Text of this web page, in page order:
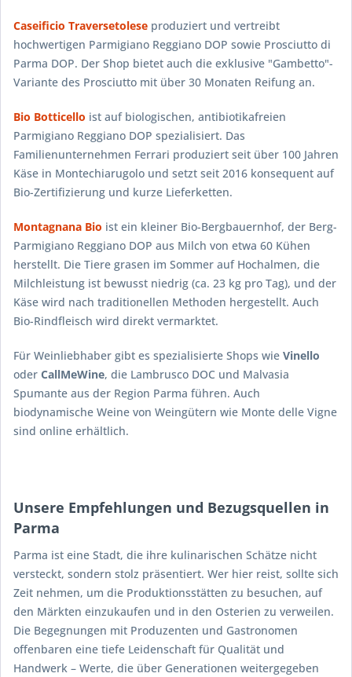
Caseificio Traversetolese produziert und vertreibt
hochwertigen Parmigiano Reggiano DOP sowie Prosciutto di
Parma DOP. Der Shop bietet auch die exklusive "Gambetto"-
Variante des Prosciutto mit über 30 Monaten Reifung an.
Bio Botticello ist auf biologischen, antibiotikafreien
Parmigiano Reggiano DOP spezialisiert. Das
Familienunternehmen Ferrari produziert seit über 100 Jahren
Käse in Montechiarugolo und setzt seit 2016 konsequent auf
Bio-Zertifizierung und kurze Lieferketten.
Montagnana Bio ist ein kleiner Bio-Bergbauernhof, der Berg-
Parmigiano Reggiano DOP aus Milch von etwa 60 Kühen
herstellt. Die Tiere grasen im Sommer auf Hochalmen, die
Milchleistung ist bewusst niedrig (ca. 23 kg pro Tag), und der
Käse wird nach traditionellen Methoden hergestellt. Auch
Bio-Rindfleisch wird direkt vermarktet.
Für Weinliebhaber gibt es spezialisierte Shops wie Vinello
oder CallMeWine, die Lambrusco DOC und Malvasia
Spumante aus der Region Parma führen. Auch
biodynamische Weine von Weingütern wie Monte delle Vigne
sind online erhältlich.
Unsere Empfehlungen und Bezugsquellen in
Parma
Parma ist eine Stadt, die ihre kulinarischen Schätze nicht
versteckt, sondern stolz präsentiert. Wer hier reist, sollte sich
Zeit nehmen, um die Produktionsstätten zu besuchen, auf
den Märkten einzukaufen und in den Osterien zu verweilen.
Die Begegnungen mit Produzenten und Gastronomen
offenbaren eine tiefe Leidenschaft für Qualität und
Handwerk – Werte, die über Generationen weitergegeben